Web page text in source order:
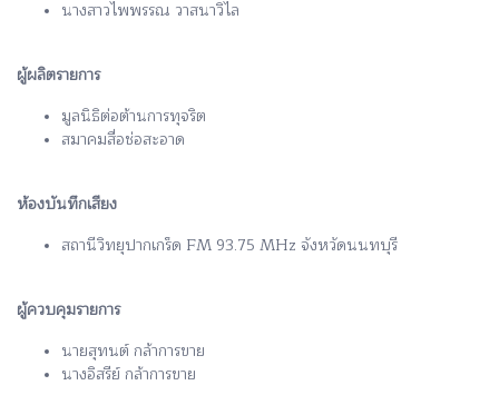
นางสาวไพพรรณ วาสนาวิไล
ผู้ผลิตรายการ
มูลนิธิต่อต้านการทุจริต
สมาคมสื่อช่อสะอาด
ห้องบันทึกเสียง
สถานีวิทยุปากเกร็ด FM 93.75 MHz จังหวัดนนทบุรี
ผู้ควบคุมรายการ
นายสุทนต์ กล้าการขาย
นางอิสรีย์ กล้าการขาย